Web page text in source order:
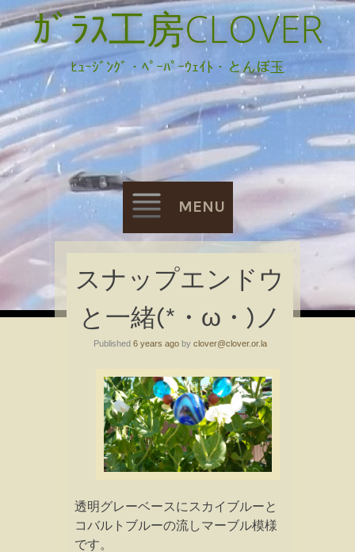
ｶﾞﾗｽ工房CLOVER
ﾋｭｰｼﾞﾝｸﾞ・ﾍﾟｰﾊﾟｰｳｪｲﾄ・とんぼ玉
MENU
Skip
to
content
スナップエンドウ
と一緒(*・ω・)ノ
Published 6 years agoby clover@clover.or.la
透明グレーベースにスカイブルーと
コバルトブルーの流しマーブル模様
です。